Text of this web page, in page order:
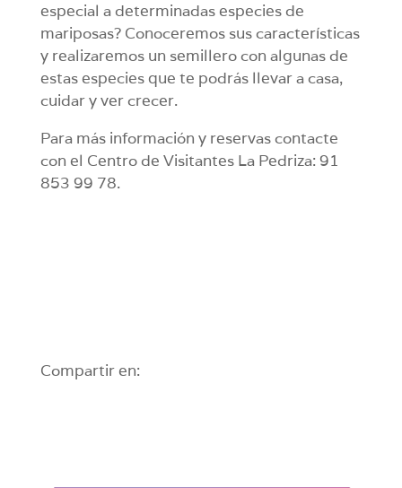
especial a determinadas especies de
mariposas? Conoceremos sus características
y realizaremos un semillero con algunas de
estas especies que te podrás llevar a casa,
cuidar y ver crecer.
Para más información y reservas contacte
con el Centro de Visitantes La Pedriza: 91
853 99 78.
Compartir en: